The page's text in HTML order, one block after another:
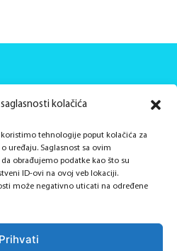
kolačića
tehnologije poput kolačića za
uređaju. Saglasnost sa ovim
obrađujemo podatke kao što su
ID-ovi na ovoj veb lokaciji.
može negativno uticati na određene
Prihvati
na brz i jednostavan način, da
i ostvarujemo snove.